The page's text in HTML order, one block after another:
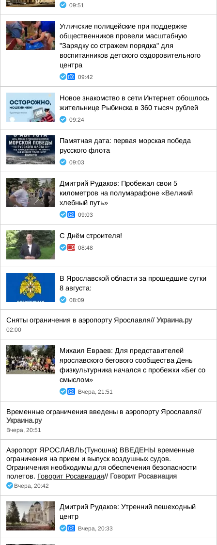
09:51
Угличские полицейские при поддержке
общественников провели масштабную
"Зарядку со стражем порядка" для
воспитанников детского оздоровительного
центра
09:42
Новое знакомство в сети Интернет обошлось
жительнице Рыбинска в 360 тысяч рублей
09:24
Памятная дата: первая морская победа
русского флота
09:03
Дмитрий Рудаков: Пробежал свои 5
километров на полумарафоне «Великий
хлебный путь»
09:03
С Днём строителя!
08:48
В Ярославской области за прошедшие сутки
8 августа:
08:09
Сняты ограничения в аэропорту Ярославля// Украина.ру
02:00
Михаил Евраев: Для представителей
ярославского бегового сообщества День
физкультурника начался с пробежки «Бег со
смыслом»
Вчера, 21:51
Временные ограничения введены в аэропорту Ярославля//
Украина.ру
Вчера, 20:51
Аэропорт ЯРОСЛАВЛЬ(Туношна) ВВЕДЕНЫ временные
ограничения на прием и выпуск воздушных судов.
Ограничения необходимы для обеспечения безопасности
полетов. Говорит Росавиация// Говорит Росавиация
Вчера, 20:42
Дмитрий Рудаков: Утренний пешеходный
центр
Вчера, 20:33